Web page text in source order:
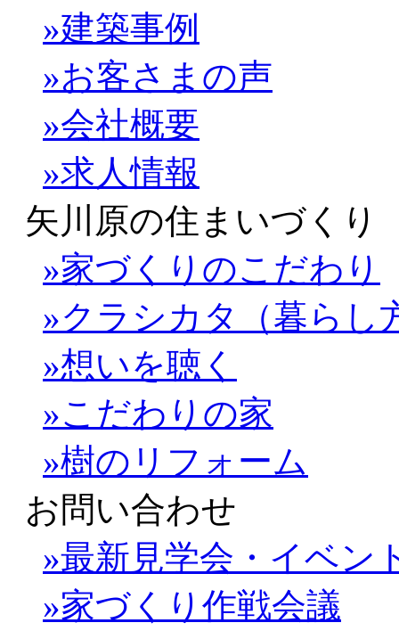
»建築事例
»お客さまの声
»会社概要
»求人情報
矢川原の住まいづくり
»家づくりのこだわり
»クラシカタ（暮らし
»想いを聴く
»こだわりの家
»樹のリフォーム
お問い合わせ
»最新見学会・イベン
»家づくり作戦会議